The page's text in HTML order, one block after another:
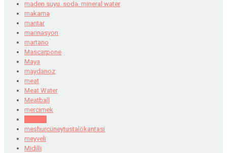
maden suyu. soda. mineral water
makarna
mantar
marinasyon
martano
Mascarpone
Maya
maydanoz
meat
Meat Water
Meatball
mercimek
meşhurcüneytustalökantasi
meyveli
Midilli